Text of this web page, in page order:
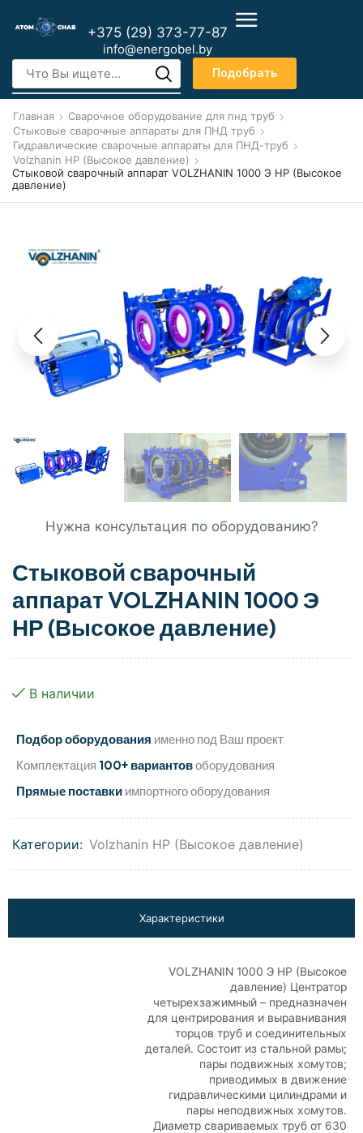
+375 (29) 373-77-87
info@energobel.by
Подобрать
Главная
Сварочное оборудование для пнд труб
Стыковые сварочные аппараты для ПНД труб
Гидравлические сварочные аппараты для ПНД-труб
Volzhanin HP (Высокое давление)
Стыковой сварочный аппарат VOLZHANIN 1000 Э НР (Высокое
давление)
Нужна консультация по оборудованию?
Стыковой сварочный
аппарат VOLZHANIN 1000 Э
НР (Высокое давление)
В наличии
Подбор оборудования именно под Ваш проект
Комплектация 100+ вариантовоборудования
Прямые поставки импортного оборудования
Категории: Volzhanin HP (Высокое давление)
Характеристики
VOLZHANIN 1000 Э HP (Высокое
давление) Центратор
четырехзажимный – предназначен
для центрирования и выравнивания
торцов труб и соединительных
деталей. Состоит из стальной рамы;
пары подвижных хомутов;
приводимых в движение
гидравлическими цилиндрами и
пары неподвижных хомутов.
Диаметр свариваемых труб от 630